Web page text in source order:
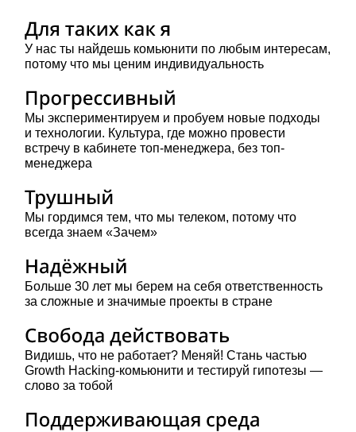
У нас ты найдешь комьюнити по любым интересам,
потому что мы ценим индивидуальность
Мы экспериментируем и пробуем новые подходы
и технологии. Культура, где можно провести
встречу в кабинете топ-менеджера, без топ-
менеджера
Мы гордимся тем, что мы телеком, потому что
всегда знаем «Зачем»
Больше 30 лет мы берем на себя ответственность
за сложные и значимые проекты в стране
Видишь, что не работает? Меняй! Стань частью
Growth Hacking-комьюнити и тестируй гипотезы —
слово за тобой